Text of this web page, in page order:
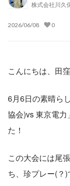
株式会社川久
2026/06/08 0
こんにちは、田窪
6月6日の素晴ら
協会)vs 東京電
た！
この大会には尾
ち、珍プレー(？